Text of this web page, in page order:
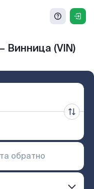
Винница (VIN)